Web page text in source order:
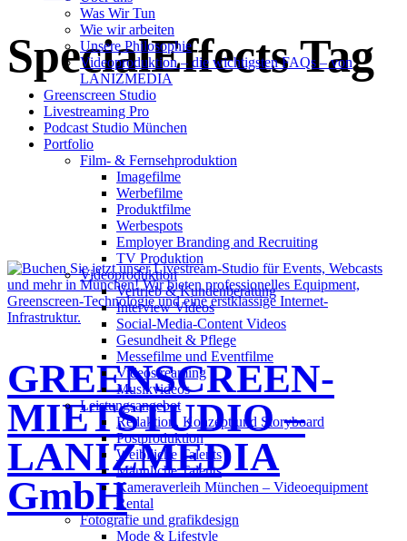
Was Wir Tun
Wie wir arbeiten
Unsere Philosophie
Videoproduktion – die wichtigsten FAQs – von
LANIZMEDIA
Greenscreen Studio
Livestreaming Pro
Podcast Studio München
Portfolio
Film- & Fernsehproduktion
Imagefilme
Werbefilme
Produktfilme
Werbespots
Employer Branding and Recruiting
TV Produktion
Videoproduktion
Vertrieb & Kundenberatung
Interview Videos
Social-Media-Content Videos
Gesundheit & Pflege
Mes­se­filme und Eventfilme
Video­strea­ming
Musikvideos
Leis­tungs­an­ge­bot
Redak­ti­on, Kon­zept und Storyboard
Post­pro­duk­ti­on
Weiblliche Talents
Männliche Talents
Kameraverleih München – Videoequipment
Rental
Fotografie und grafikdesign
Mode & Lifestyle
SpecialEffects Tag
GREENSCREEN-
MIETSTUDIO –
LANIZMEDIA
GmbH